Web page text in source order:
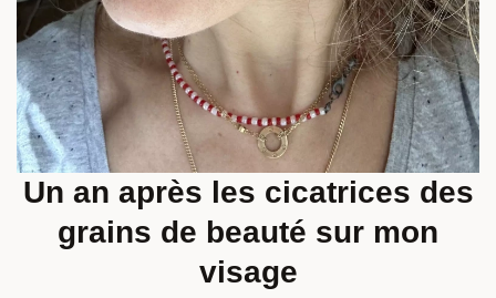
Un an après les cicatrices des
grains de beauté sur mon
visage